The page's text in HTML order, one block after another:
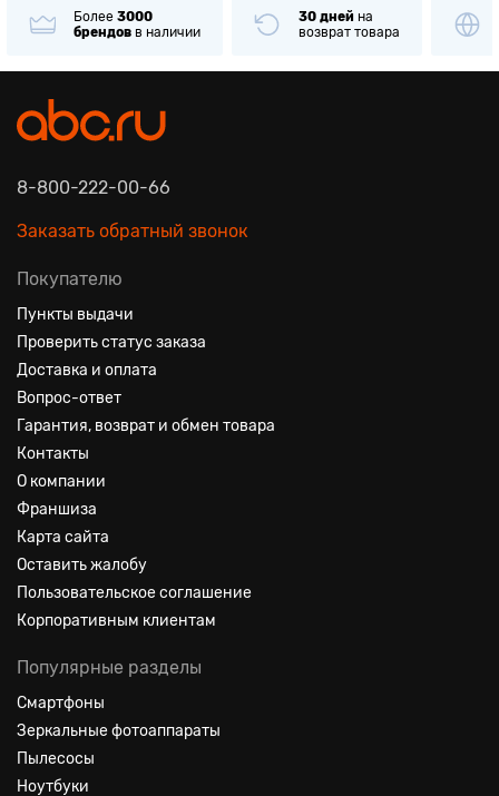
Более 3000
брендов в наличии
30 дней на
возврат товара
8-800-222-00-66
Заказать обратный звонок
Покупателю
Пункты выдачи
Проверить статус заказа
Доставка и оплата
Вопрос-ответ
Гарантия, возврат и обмен товара
Контакты
О компании
Франшиза
Карта сайта
Оставить жалобу
Пользовательское соглашение
Корпоративным клиентам
Популярные разделы
Смартфоны
Зеркальные фотоаппараты
Пылесосы
Ноутбуки